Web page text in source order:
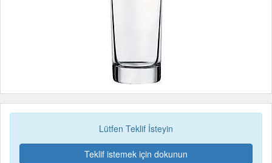
Lütfen Teklif İsteyin
Teklif istemek için dokunun